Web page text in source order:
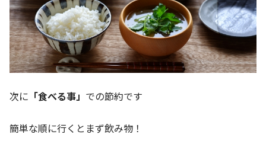
次に 「食べる事」 での節約です
簡単な順に行くとまず飲み物！